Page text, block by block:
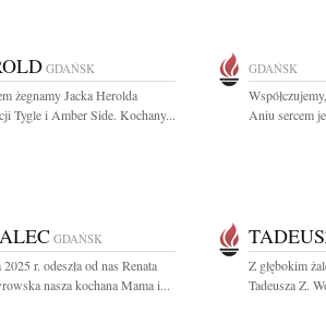
GDAŃSK
żegnamy Jacka Herolda
Tygle i Amber Side. Kochany...
GDAŃSK
Aniu sercem
GDAŃSK
r. odeszła od nas Renata
nasza kochana Mama i...
Z głębokim
Tadeusza Z.